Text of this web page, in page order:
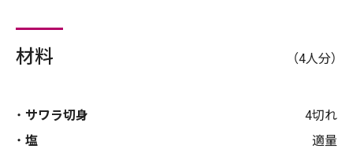
材料 （4人分）
サワラ切身
4切れ
塩
適量